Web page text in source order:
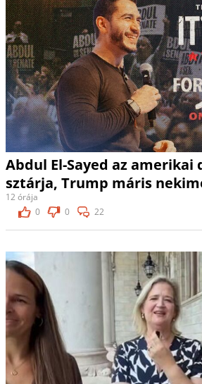
Abdul El-Sayed az
sztárja, Trump máris
12 órája
0
0 22